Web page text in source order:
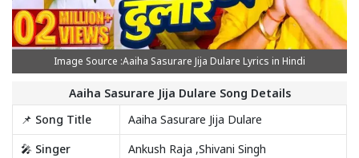
Image Source :Aaiha Sasurare Jija Dulare Lyrics in Hindi
Aaiha Sasurare Jija Dulare Song Details
📌 Song Title
Aaiha Sasurare Jija Dulare
🎤 Singer
Ankush Raja ,Shivani Singh